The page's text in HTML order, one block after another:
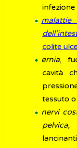
infezione
colite
ernia,
cavità
tessuto
nervi
pelvica,